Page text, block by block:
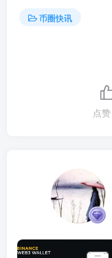
币圈快讯
点赞